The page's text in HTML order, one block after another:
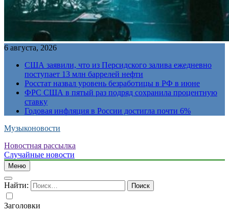
6 августа, 2026
США заявили, что из Персидского залива ежедневно
поступает 13 млн баррелей нефти
Росстат назвал уровень безработицы в РФ в июне
ФРС США в пятый раз подряд сохранила процентную
ставку
Годовая инфляция в России достигла почти 6%
Музыконовости
Новостная рассылка
Случайные новости
Меню
Найти:
Заголовки